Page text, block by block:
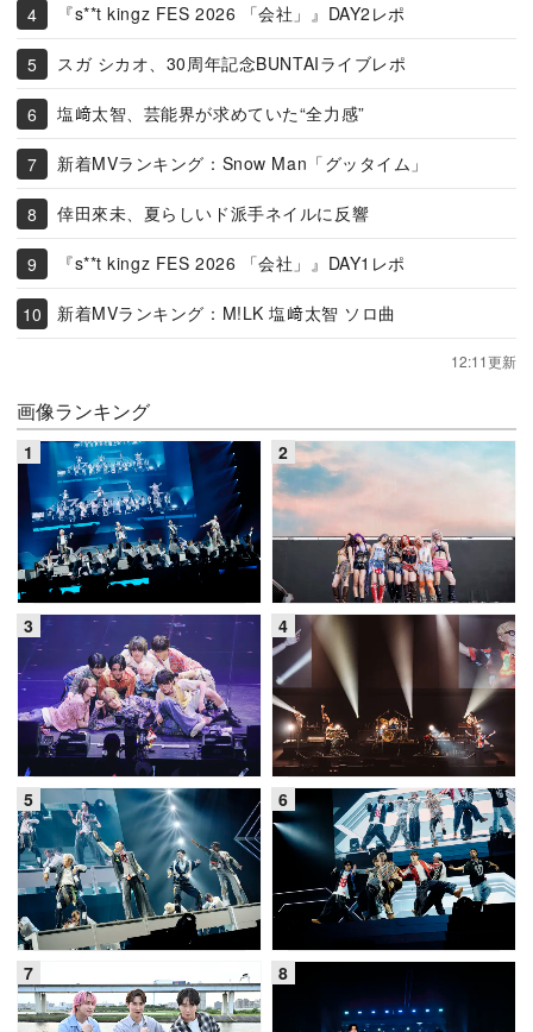
『s**t kingz FES 2026 「会社」』DAY2レポ
スガ シカオ、30周年記念BUNTAIライブレポ
塩﨑太智、芸能界が求めていた“全力感”
新着MVランキング：Snow Man「グッタイム」
倖田來未、夏らしいド派手ネイルに反響
『s**t kingz FES 2026 「会社」』DAY1レポ
新着MVランキング：M!LK 塩﨑太智 ソロ曲
12:11更新
画像ランキング